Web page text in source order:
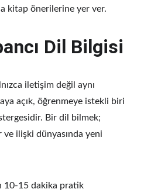
kitap önerilerine yer ver.
Dil Bilgisi
iletişim değil aynı
açık, öğrenmeye istekli biri
Bir dil bilmek;
ilişki dünyasında yeni
10-15 dakika pratik